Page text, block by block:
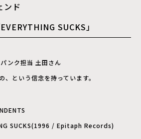
ンド
SUCKS」
ンク担当 土田さん
という信念を持っています。
SUCKS(1996 / Epitaph Records)